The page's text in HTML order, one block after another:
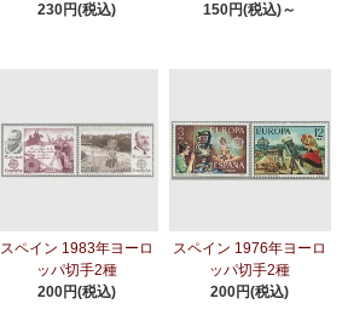
230円(税込)
150円(税込)～
スペイン 1983年ヨーロ
ッパ切手2種
200円(税込)
スペイン 1976年ヨーロ
ッパ切手2種
200円(税込)